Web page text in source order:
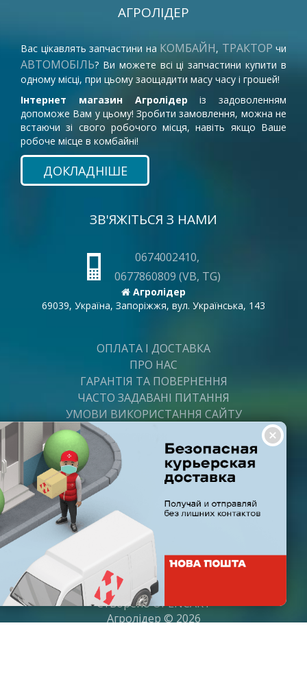
АГРОЛІДЕР
Вас цікавлять запчастини на КОМБАЙН, ТРАКТОР чи
АВТОМОБІЛЬ? Ви можете всі ці запчастини купити в
одному місці, при цьому заощадити масу часу і грошей!
Інтернет магазин Агролідер із задоволенням
допоможе Вам у цьому! Зробити замовлення, можна не
встаючи зі свого робочого місця, навіть якщо Ваше
робоче місце в комбайні!
ДОКЛАДНІШЕ
ЗВ'ЯЖІТЬСЯ З НАМИ
0674002410,
0677860809 (VB, TG)
Агролідер
69039, Україна, Запоріжжя, вул. Українська, 143
ОПЛАТА І ДОСТАВКА
ПРО НАС
ГАРАНТІЯ ТА ПОВЕРНЕННЯ
ЧАСТО ЗАДАВАНІ ПИТАННЯ
УМОВИ ВИКОРИСТАННЯ САЙТУ
ПОСТАЧАЛЬНИКАМ
ПАРТНЕРИ
ГРАФІК РОБОТИ
Пн-Пт: з 8:00 до 21:00
Субота: з 9:00 до 20:00
Неділя: з 10:00 до 19:00
СтвореноOPENCART
Агролідер © 2026